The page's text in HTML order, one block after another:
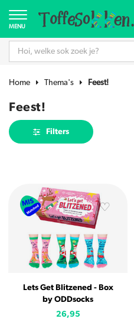
MENU
Home Thema's Feest!
Feest!
Filters
Lets Get Blitzened - Box
by ODDsocks
26,95